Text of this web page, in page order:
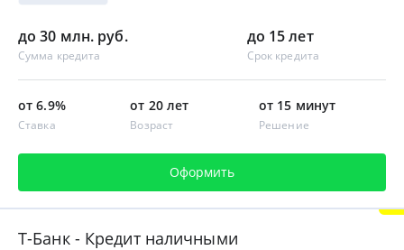
до 30 млн. руб.
Сумма кредита
до 15 лет
Срок кредита
от 6.9%
Ставка
от 20 лет
Возраст
от 15 минут
Решение
Оформить
Т-Банк - Кредит наличными